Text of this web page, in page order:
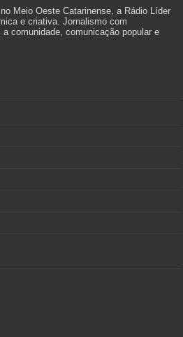
Meio Oeste Catarinense, a Rádio Líder
e criativa. Jornalismo com
comunidade, comunicação popular e